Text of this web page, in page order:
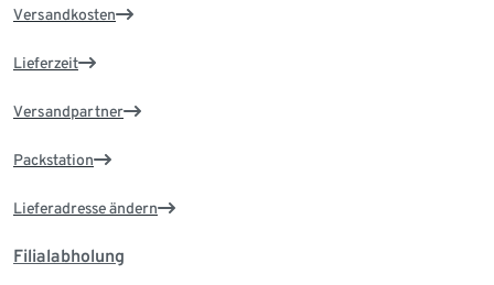
Versandkosten
Lieferzeit
Versandpartner
Packstation
Lieferadresse ändern
Filialabholung